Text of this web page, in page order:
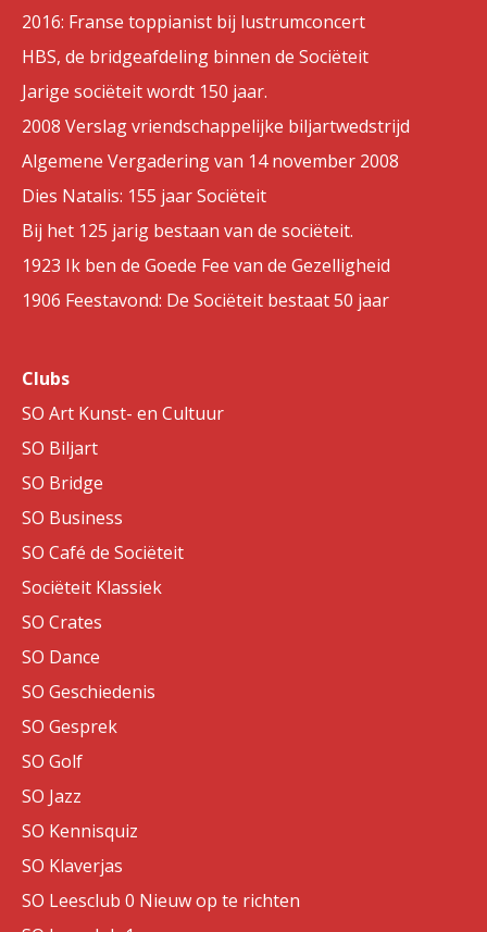
2016: Franse toppianist bij lustrumconcert
HBS, de bridgeafdeling binnen de Sociëteit
Jarige sociëteit wordt 150 jaar.
2008 Verslag vriendschappelijke biljartwedstrijd
Algemene Vergadering van 14 november 2008
Dies Natalis: 155 jaar Sociëteit
Bij het 125 jarig bestaan van de sociëteit.
1923 Ik ben de Goede Fee van de Gezelligheid
1906 Feestavond: De Sociëteit bestaat 50 jaar
Clubs
SO Art Kunst- en Cultuur
SO Biljart
SO Bridge
SO Business
SO Café de Sociëteit
Sociëteit Klassiek
SO Crates
SO Dance
SO Geschiedenis
SO Gesprek
SO Golf
SO Jazz
SO Kennisquiz
SO Klaverjas
SO Leesclub 0 Nieuw op te richten